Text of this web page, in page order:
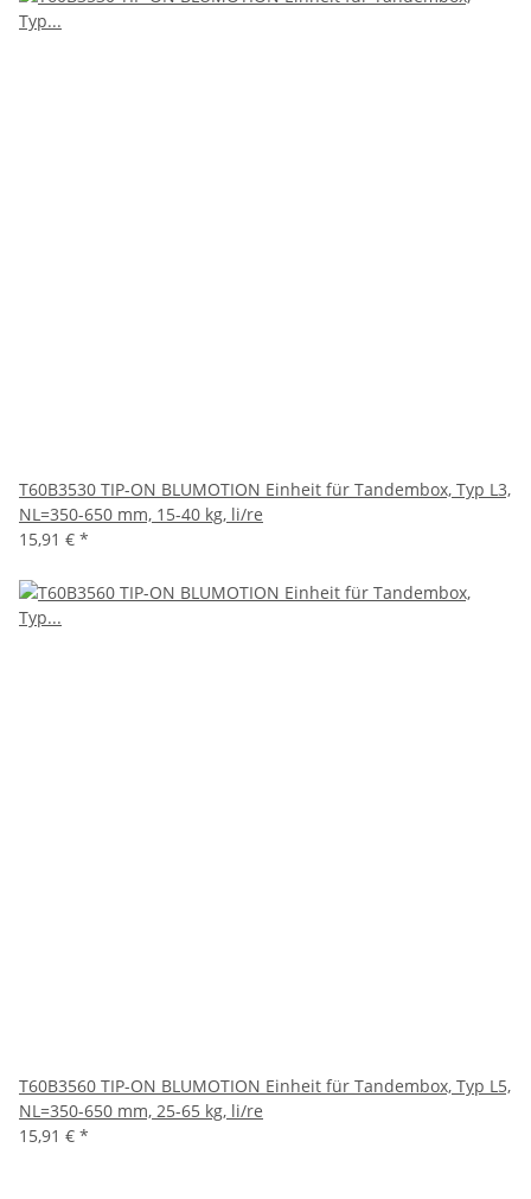
T60B3530 TIP-ON BLUMOTION Einheit für Tandembox, Typ L3,
NL=350-650 mm, 15-40 kg, li/re
15,91 € *
T60B3560 TIP-ON BLUMOTION Einheit für Tandembox, Typ L5,
NL=350-650 mm, 25-65 kg, li/re
15,91 € *